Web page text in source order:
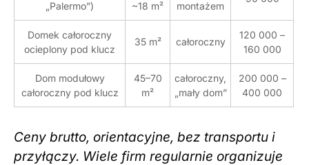
„Palermo”)
~18 m²
montażem
Domek całoroczny
ocieplony pod klucz
35 m² całoroczny
120 000 –
160 000
Dom modułowy
całoroczny pod klucz
45–70
m²
całoroczny,
„mały dom”
200 000 –
400 000
Ceny brutto, orientacyjne, bez transportu i
przyłączy. Wiele firm regularnie organizuje